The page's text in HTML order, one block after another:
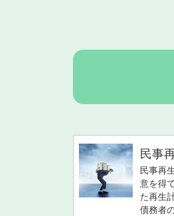
民事
民事再
意を得
た再生
債務者